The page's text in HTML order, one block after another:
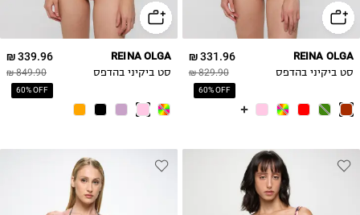
331.96 ₪
829.90 ₪
60% OFF
REINA OLGA
סט ביקיני בהדפס
339.96 ₪
849.90 ₪
60% OFF
REINA OLGA
סט ביקיני בהדפס